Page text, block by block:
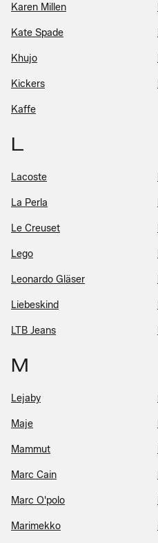
Karen Millen
Kate Spade
Khujo
Kickers
Kaffe
L
Lacoste
La Perla
Le Creuset
Lego
Leonardo Gläser
Liebeskind
LTB Jeans
M
Lejaby
Maje
Mammut
Marc Cain
Marc O'polo
Marimekko